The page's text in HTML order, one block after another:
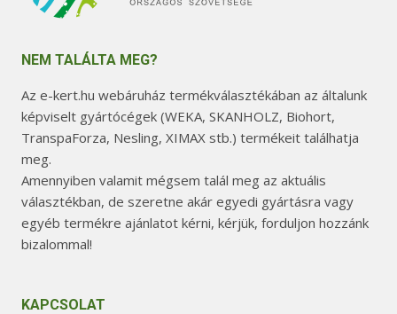
NEM TALÁLTA MEG?
Az e-kert.hu webáruház termékválasztékában az általunk
képviselt gyártócégek (WEKA, SKANHOLZ, Biohort,
TranspaForza, Nesling, XIMAX stb.) termékeit találhatja
meg.
Amennyiben valamit mégsem talál meg az aktuális
választékban, de szeretne akár egyedi gyártásra vagy
egyéb termékre ajánlatot kérni, kérjük, forduljon hozzánk
bizalommal!
KAPCSOLAT